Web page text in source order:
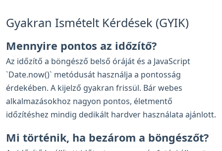
Gyakran Ismételt Kérdések (GYIK)
Mennyire pontos az időzítő?
Az időzítő a böngésző belső óráját és a JavaScript
`Date.now()` metódusát használja a pontosság
érdekében. A kijelző gyakran frissül. Bár webes
alkalmazásokhoz nagyon pontos, életmentő
időzítéshez mindig dedikált hardver használata ajánlott.
Mi történik, ha bezárom a böngészőt?